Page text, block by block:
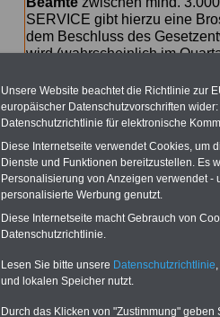
SERVICE gibt hierzu eine
dem Beschluss des
wird (wahrscheinlich im
Presse-
Buchstabe
ZurÜbersicht
Informationen
Unsere Website beachtet die Richtlinie zur
europäischer Datenschutzvorschriften
Datenschutzrichtlinie für elektronische
Diese Internetseite verwendet Cookies, um
Dienste und Funktionen bereitzustellen. Es
Personalisierung von Anzeigen verwendet
personalisierte Werbung genutzt.
Diese Internetseite macht Gebrauch von
Datenschutzrichtlinie.
Lesen Sie bitte unsere Datenschutzrichtlinie
und lokalen Speicher nutzt.
Durch das Klicken von "Zustimmung"